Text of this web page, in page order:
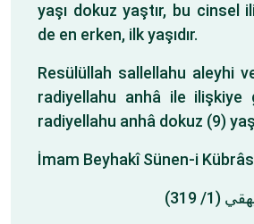
yaşı dokuz yaştır, bu cinsel
de en erken, ilk yaşıdır.
Resülüllah sallellahu aleyhi
radiyellahu anhâ ile ilişkiye
radiyellahu anhâ dokuz (9)
İmam Beyhakî Sünen-i
319)